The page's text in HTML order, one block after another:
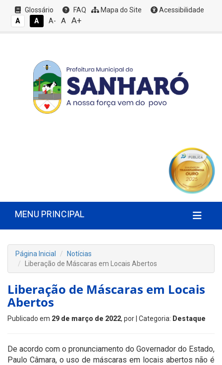
Glossário FAQ Mapa do Site
Acessibilidade
A
A A- A A+
MENU PRINCIPAL
Página Inicial
Notícias
Liberação de Máscaras em Locais Abertos
Liberação de Máscaras em Locais
Abertos
Publicado em 29 de março de 2022, por | Categoria: Destaque
De acordo com o pronunciamento do Governador do Estado,
Paulo Câmara, o uso de máscaras em locais abertos não é